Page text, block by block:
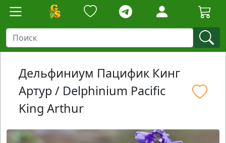
Дельфиниум Пацифик Кинг
Артур / Delphinium Pacific
King Arthur